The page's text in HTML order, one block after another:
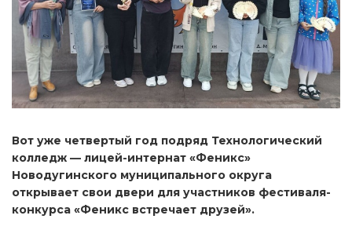
Вот уже четвертый год подряд Технологический
колледж — лицей-интернат «Феникс»
Новодугинского муниципального округа
открывает свои двери для участников фестиваля-
конкурса «Феникс встречает друзей».